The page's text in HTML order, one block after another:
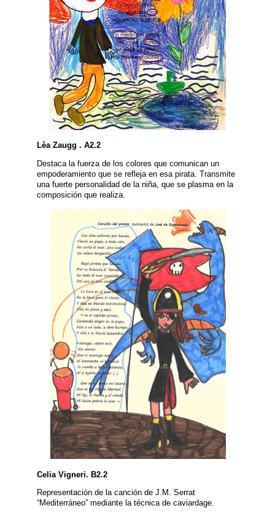
Lèa Zaugg . A2.2
Destaca la fuerza de los colores que comunican un
empoderamiento que se refleja en esa pirata. Transmite
una fuerte personalidad de la niña, que se plasma en la
composición que realiza.
Celia Vigneri. B2.2
Representación de la canción de J.M. Serrat
“Mediterráneo” mediante la técnica de caviardage.